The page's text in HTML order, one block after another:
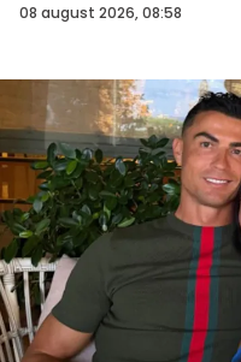
08 august 2026, 08:58